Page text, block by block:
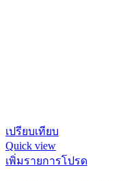
เปรียบเทียบ
Quick view
เพิ่มรายการโปรด